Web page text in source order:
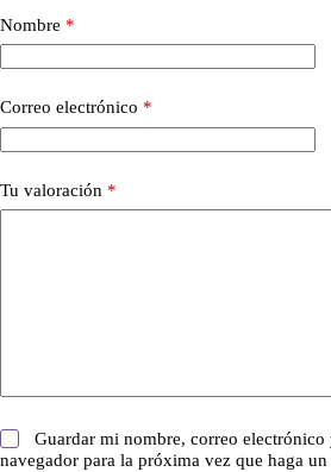
Nombre *
Correo electrónico *
Tu valoración *
Guardar mi nombre, correo electrónico
navegador para la próxima vez que haga